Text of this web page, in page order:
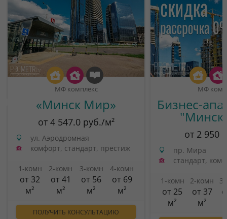
МФ комплекс
«Минск Мир»
от 4 547.0 руб./м²
ул. Аэродромная
комфорт, стандарт, престиж
1-комн
от 32
м²
2-комн
от 41
м²
3-комн
от 56
м²
4-комн
от 69
м²
ПОЛУЧИТЬ КОНСУЛЬТАЦИЮ
МФ
Бизнес-
от 2 950
пр. Мира
стандарт,
1-комн
от 25
м²
2-комн
от 37
м²